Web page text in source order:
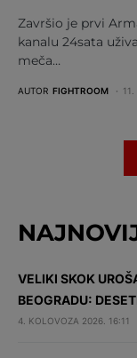
Završio je prvi
kanalu 24sata
meča…
AUTOR FIGHTROOM
VELIKI SKOK
BEOGRADU:
4. KOLOVOZA 2026. 16:11